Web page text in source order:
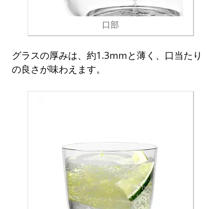
口部
グラスの厚みは、約1.3mmと薄く、口当たり
の良さが味わえます。